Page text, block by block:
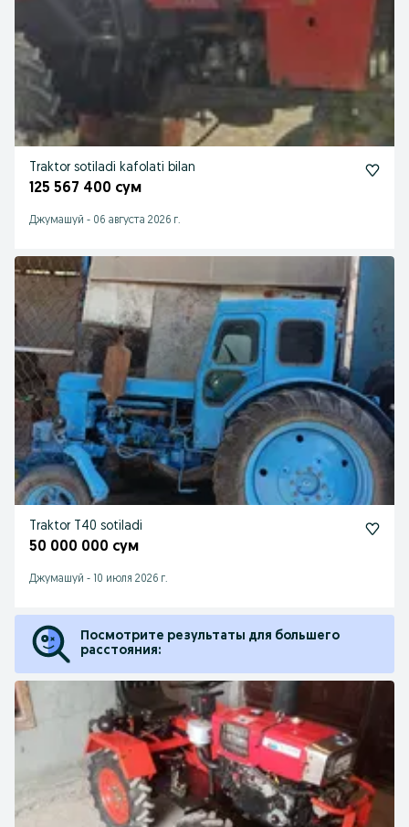
Traktor sotiladi kafolati bilan
125 567 400 сум
Джумашуй - 06 августа 2026 г.
Traktor T40 sotiladi
50 000 000 сум
Джумашуй - 10 июля 2026 г.
Посмотрите результаты для большего
расстояния: